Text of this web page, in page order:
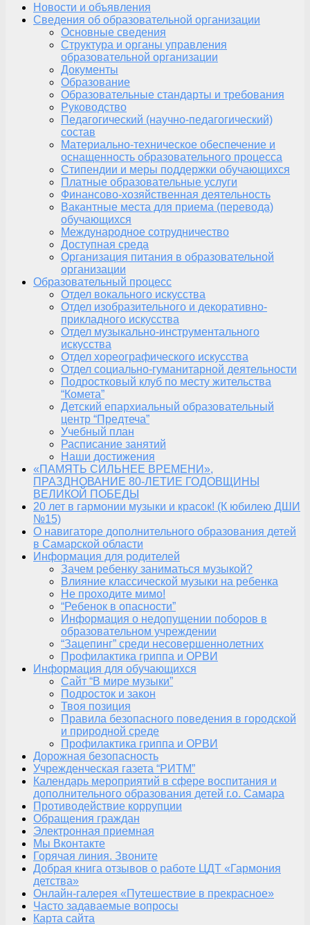
Новости и объявления
Сведения об образовательной организации
Основные сведения
Структура и органы управления
образовательной организации
Документы
Образование
Образовательные стандарты и требования
Руководство
Педагогический (научно-педагогический)
состав
Материально-техническое обеспечение и
оснащенность образовательного процесса
Стипендии и меры поддержки обучающихся
Платные образовательные услуги
Финансово-хозяйственная деятельность
Вакантные места для приема (перевода)
обучающихся
Международное сотрудничество
Доступная среда
Организация питания в образовательной
организации
Образовательный процесс
Отдел вокального искусства
Отдел изобразительного и декоративно-
прикладного искусства
Отдел музыкально-инструментального
искусства
Отдел хореографического искусства
Отдел социально-гуманитарной деятельности
Подростковый клуб по месту жительства
“Комета”
Детский епархиальный образовательный
центр “Предтеча”
Учебный план
Расписание занятий
Наши достижения
«ПАМЯТЬ СИЛЬНЕЕ ВРЕМЕНИ»,
ПРАЗДНОВАНИЕ 80-ЛЕТИЕ ГОДОВЩИНЫ
ВЕЛИКОЙ ПОБЕДЫ
20 лет в гармонии музыки и красок! (К юбилею ДШИ
№15)
О навигаторе дополнительного образования детей
в Самарской области
Информация для родителей
Зачем ребенку заниматься музыкой?
Влияние классической музыки на ребенка
Не проходите мимо!
“Ребенок в опасности”
Информация о недопущении поборов в
образовательном учреждении
“Зацепинг” среди несовершеннолетних
Профилактика гриппа и ОРВИ
Информация для обучающихся
Сайт “В мире музыки”
Подросток и закон
Твоя позиция
Правила безопасного поведения в городской
и природной среде
Профилактика гриппа и ОРВИ
Дорожная безопасность
Учрежденческая газета “РИТМ”
Календарь мероприятий в сфере воспитания и
дополнительного образования детей г.о. Самара
Противодействие коррупции
Обращения граждан
Электронная приемная
Мы Вконтакте
Горячая линия. Звоните
Добрая книга отзывов о работе ЦДТ «Гармония
детства»
Онлайн-галерея «Путешествие в прекрасное»
Часто задаваемые вопросы
Карта сайта